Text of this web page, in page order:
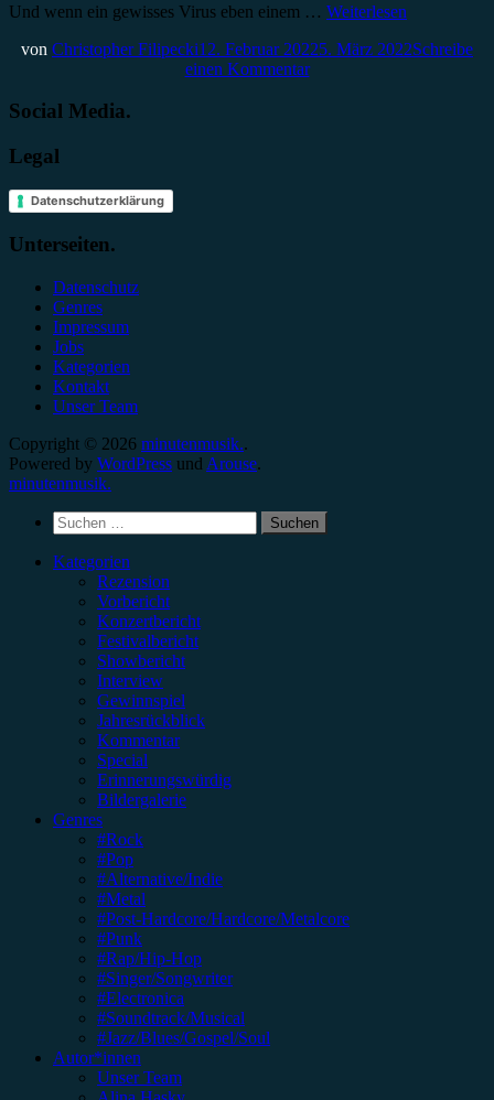
Und wenn ein gewisses Virus eben einem … Weiterlesen
von Christopher Filipecki12. Februar 20225. März 2022Schreibe
einen Kommentar
Social Media.
Legal
Datenschutzerklärung
Unterseiten.
Datenschutz
Genres
Impressum
Jobs
Kategorien
Kontakt
Unser Team
Copyright © 2026 minutenmusik..
Powered by WordPress und Arouse.
minutenmusik.
Suchen
nach:
Kategorien
Rezension
Vorbericht
Konzertbericht
Festivalbericht
Showbericht
Interview
Gewinnspiel
Jahresrückblick
Kommentar
Special
Erinnerungswürdig
Bildergalerie
Genres
#Rock
#Pop
#Alternative/Indie
#Metal
#Post-Hardcore/Hardcore/Metalcore
#Punk
#Rap/Hip-Hop
#Singer/Songwriter
#Electronica
#Soundtrack/Musical
#Jazz/Blues/Gospel/Soul
Autor*innen
Unser Team